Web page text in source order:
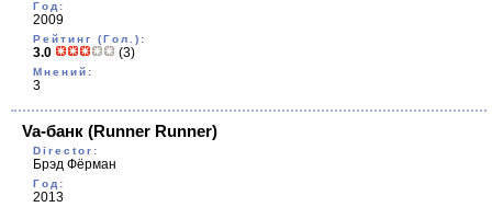
Год:
2009
Рейтинг (Гол.):
3.0 (3)
Мнений:
3
Va-банк (Runner Runner)
Director:
Брэд Фёрман
Год:
2013